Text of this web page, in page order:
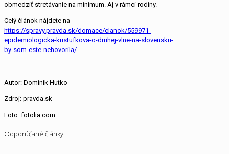
obmedziť stretávanie na minimum. Aj v rámci rodiny.
Celý článok nájdete na
https://spravy.pravda.sk/domace/clanok/559971-
epidemiologicka-kristufkova-o-druhej-vlne-na-slovensku-
by-som-este-nehovorila/
Autor: Dominik Hutko
Zdroj: pravda.sk
Foto: fotolia.com
Odporúčané články